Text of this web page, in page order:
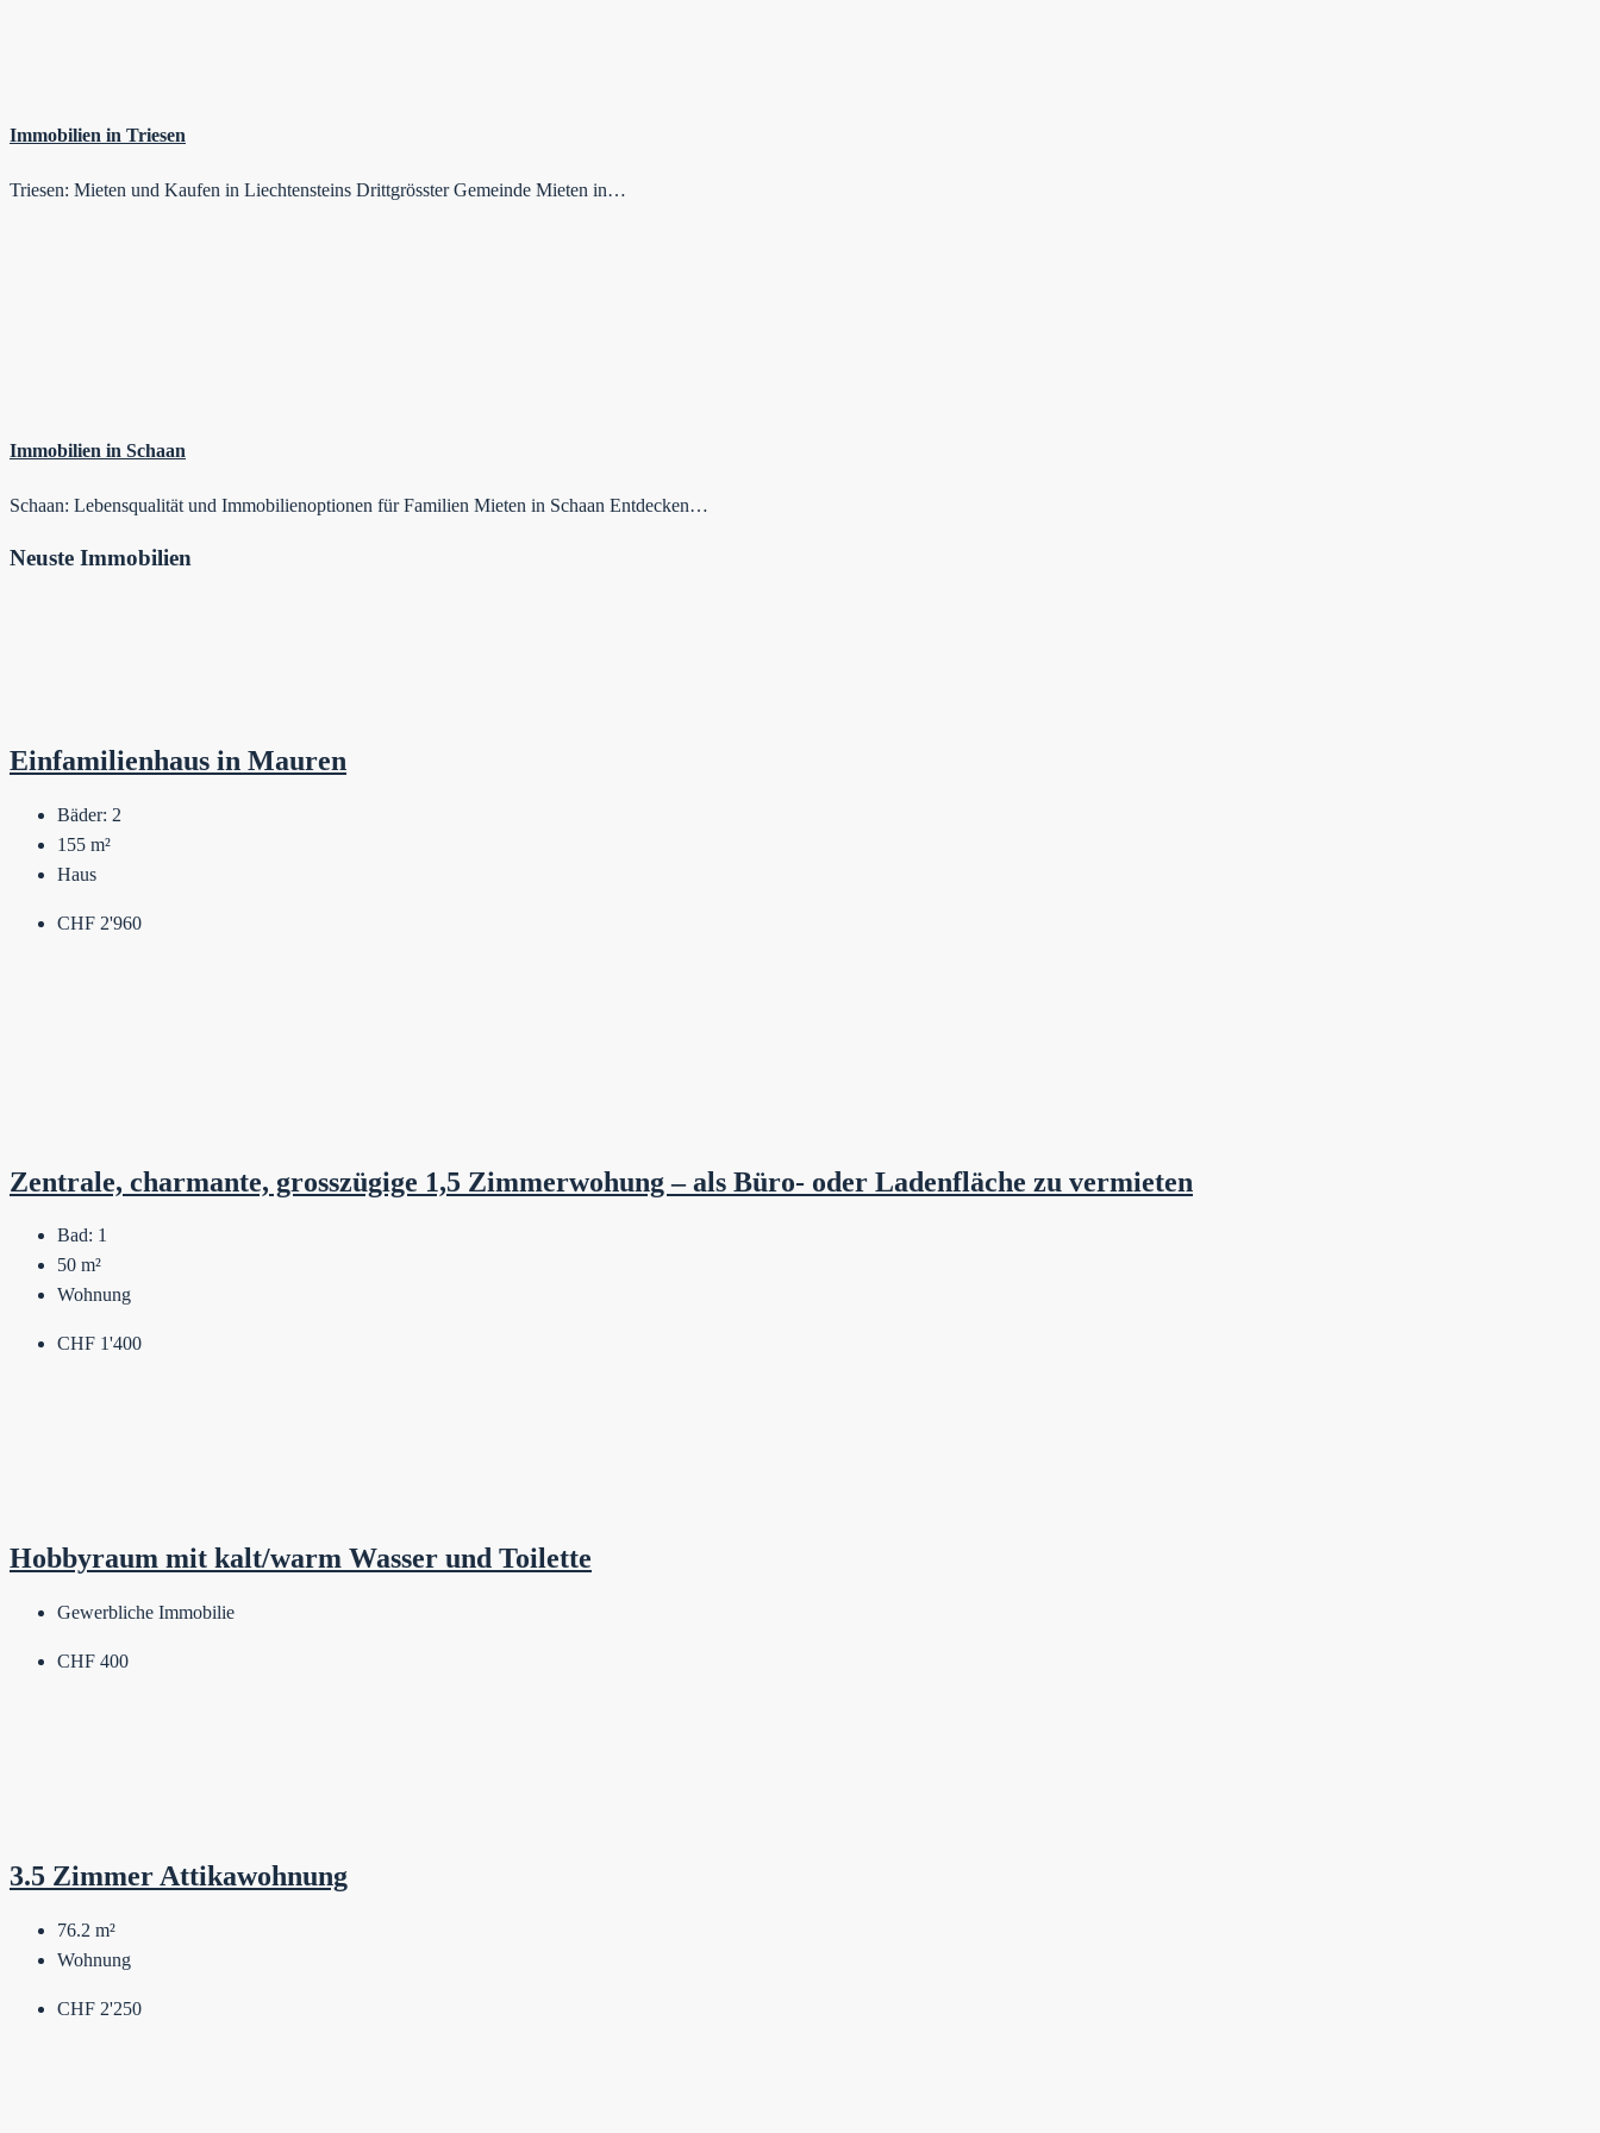
Immobilien in Triesen
Triesen: Mieten und Kaufen in Liechtensteins Drittgrösster Gemeinde Mieten in…
Immobilien in Schaan
Schaan: Lebensqualität und Immobilienoptionen für Familien Mieten in Schaan Entdecken…
Neuste Immobilien
Einfamilienhaus in Mauren
Bäder: 2
155 m²
Haus
CHF 2'960
Zentrale, charmante, grosszügige 1,5 Zimmerwohung – als Büro- oder Ladenfläche zu vermieten
Bad: 1
50 m²
Wohnung
CHF 1'400
Hobbyraum mit kalt/warm Wasser und Toilette
Gewerbliche Immobilie
CHF 400
3.5 Zimmer Attikawohnung
76.2 m²
Wohnung
CHF 2'250